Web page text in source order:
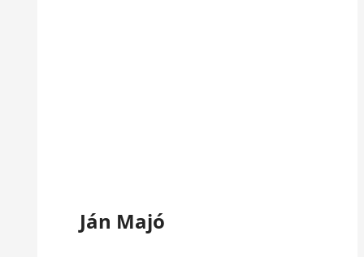
Ján Majó